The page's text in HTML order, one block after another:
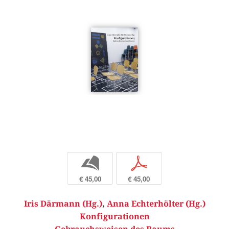
b
€ 45,00
p
€ 45,00
Iris Därmann (Hg.), Anna Echterhölter (Hg.)
Konfigurationen